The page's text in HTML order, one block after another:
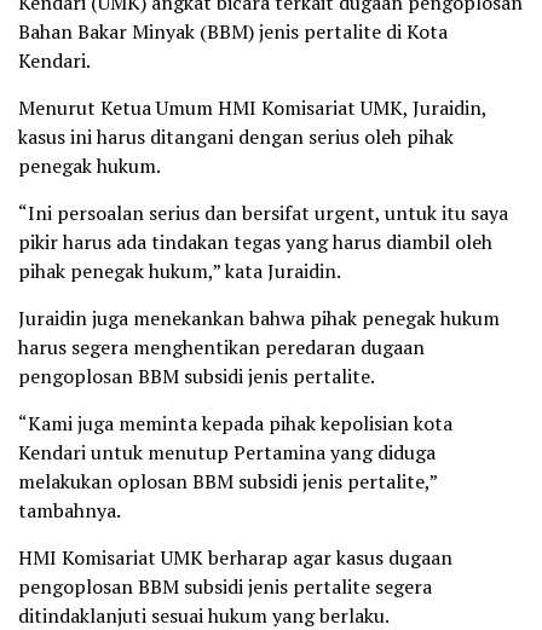
Bahan Bakar Minyak (BBM) jenis pertalite di Kota
Kendari.
Menurut Ketua Umum HMI Komisariat UMK, Juraidin,
kasus ini harus ditangani dengan serius oleh pihak
penegak hukum.
“Ini persoalan serius dan bersifat urgent, untuk itu saya
pikir harus ada tindakan tegas yang harus diambil oleh
pihak penegak hukum,” kata Juraidin.
Juraidin juga menekankan bahwa pihak penegak hukum
harus segera menghentikan peredaran dugaan
pengoplosan BBM subsidi jenis pertalite.
“Kami juga meminta kepada pihak kepolisian kota
Kendari untuk menutup Pertamina yang diduga
melakukan oplosan BBM subsidi jenis pertalite,”
tambahnya.
HMI Komisariat UMK berharap agar kasus dugaan
pengoplosan BBM subsidi jenis pertalite segera
ditindaklanjuti sesuai hukum yang berlaku.